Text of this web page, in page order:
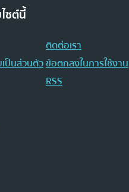
ซต์นี้
ติดต่อเรา
ป็นส่วนตัวข้อตกลงในการใช้งาน
RSS